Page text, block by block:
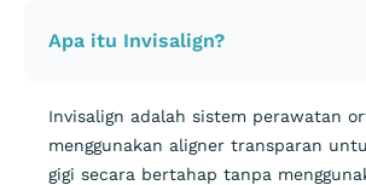
Apa itu Invisalign?
Invisalign adalah sistem perawatan
menggunakan aligner transparan
gigi secara bertahap tanpa